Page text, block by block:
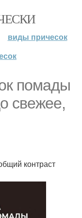
виды причесок
помады
свежее,
контраст